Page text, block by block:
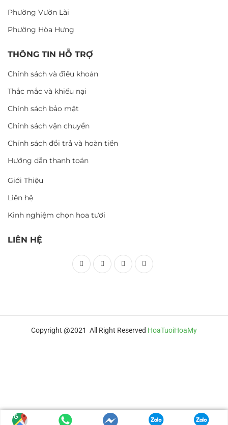
Phường Vườn Lài
Phường Hòa Hưng
THÔNG TIN HỖ TRỢ
Chính sách và điều khoản
Thắc mắc và khiếu nại
Chính sách bảo mật
Chính sách vận chuyển
Chính sách đổi trả và hoàn tiền
Hướng dẫn thanh toán
Giới Thiệu
Liên hệ
Kinh nghiệm chọn hoa tươi
LIÊN HỆ
Copyright @2021 All Right Reserved HoaTuoiHoaMy